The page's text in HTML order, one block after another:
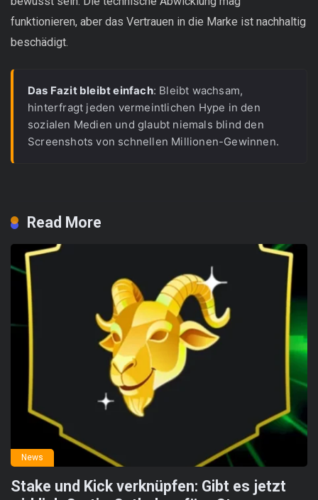
funktionieren, aber das Vertrauen in die Marke ist nachhaltig
beschädigt.
Das Fazit bleibt einfach: Bleibt wachsam,
hinterfragt jeden vermeintlichen Hype in den
sozialen Medien und glaubt niemals blind den
Screenshots von schnellen Millionen-Gewinnen.
Read More
News
Stake und Kick verknüpfen: Gibt es jetzt